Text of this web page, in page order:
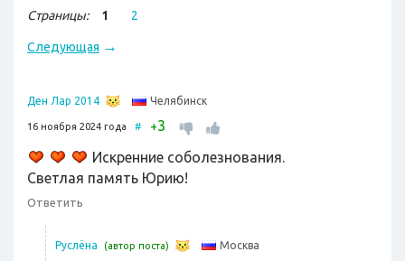
Страницы: 1 2
Следующая →
Ден Лар 2014 Челябинск
16 ноября 2024 года # +3
Искренние соболезнования.
Светлая память Юрию!
Ответить
Руслёна (автор поста) Москва